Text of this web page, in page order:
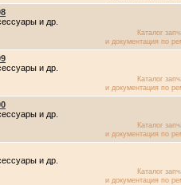
и др.
Каталог
и документация по
и др.
Каталог
и документация по
и др.
Каталог
и документация по
и др.
Каталог
и документация по